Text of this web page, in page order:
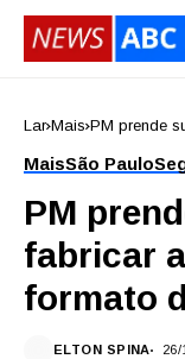
Lar Mais PM prende
MaisSão Paulo
PM
fabricar
formato
ELTON SPINA 26/